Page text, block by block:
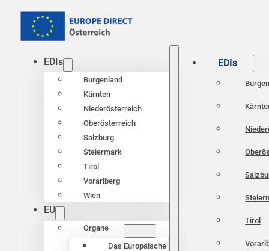
EDIs
Burgenland
Kärnten
Niederösterreich
Oberösterreich
Salzburg
Steiermark
Tirol
Vorarlberg
Wien
EU
Organe
Das Europäische
EDIs
Tirol